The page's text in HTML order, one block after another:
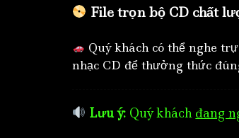
File trọn bộ CD chất
Quý khách có thể nghe
nhạc CD để thưởng thức
Lưu ý: Quý khách đang